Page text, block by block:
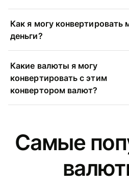
Как я могу конвертировать
деньги?
Какие валюты я могу
конвертировать с этим
конвертором валют?
Самые